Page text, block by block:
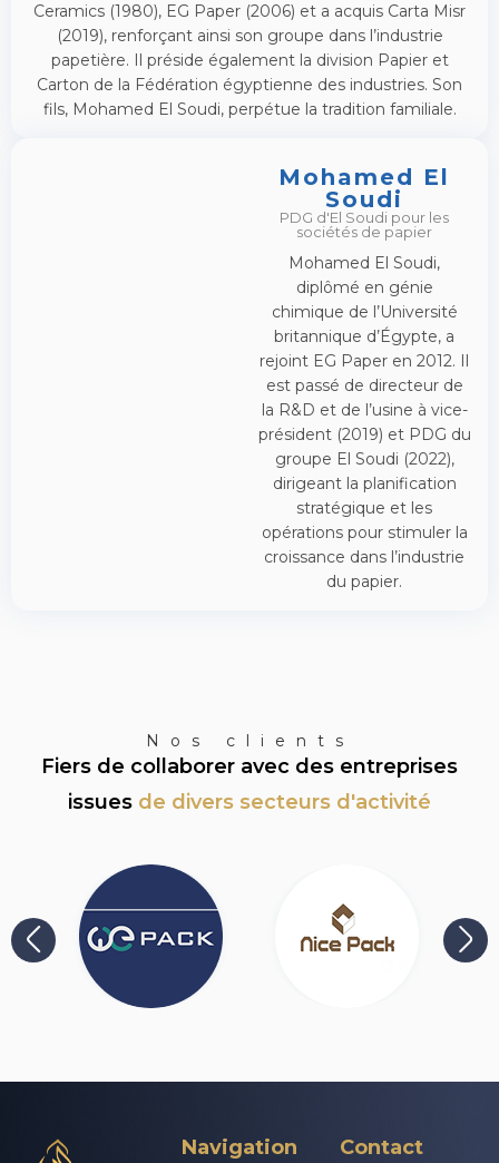
Ceramics (1980), EG Paper (2006) et a acquis Carta Misr
(2019), renforçant ainsi son groupe dans l’industrie
papetière. Il préside également la division Papier et
Carton de la Fédération égyptienne des industries. Son
fils, Mohamed El Soudi, perpétue la tradition familiale.
Mohamed El
Soudi
PDG d'El Soudi pour les
sociétés de papier
Mohamed El Soudi,
diplômé en génie
chimique de l’Université
britannique d’Égypte, a
rejoint EG Paper en 2012. Il
est passé de directeur de
la R&D et de l’usine à vice-
président (2019) et PDG du
groupe El Soudi (2022),
dirigeant la planification
stratégique et les
opérations pour stimuler la
croissance dans l’industrie
du papier.
Nos clients
Fiers de collaborer avec des entreprises
issues de divers secteurs d'activité
Navigation Contact